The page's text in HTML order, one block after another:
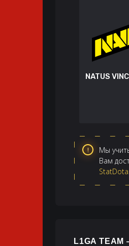
NATUS
Мы
Вам
StatDota
L1GA